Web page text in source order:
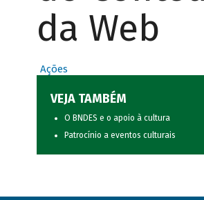
da Web
Ações
VEJA TAMBÉM
O BNDES e o apoio à cultura
Patrocínio a eventos culturais